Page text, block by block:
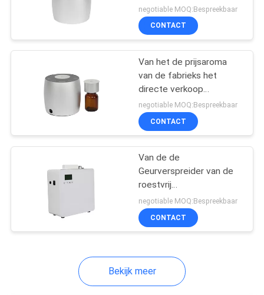
Aromaverspreider
op batterijen
geurverspreider met
groot oppervlak
de verspreider van
verspreider het mini
elektrische verspreider
60ml
negotiable MOQ:Bespreekbaar
CONTACT
Van het de prijsaroma
van de fabrieks het
directe verkoop
aluminium van de de
etherische olie
miniverspreider 60ml
negotiable MOQ:Bespreekbaar
CONTACT
Van de de
Geurverspreider van de
roestvrij
staalwachtkamer de
Machine500ml Laag
Voltage
negotiable MOQ:Bespreekbaar
CONTACT
Bekijk meer